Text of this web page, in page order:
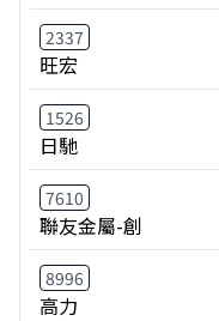
2337
旺宏
1526
日馳
7610
聯友金屬-創
8996
高力